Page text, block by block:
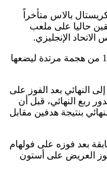
بالاس متأخراً
حاليا على ملعب
الاتحاد الإنجليزي.
وجاء هدف كريستال بالاس في الدقيقة 16 من هجمة مرتدة ليضعها
النهائي بعد الفوز على
ربع النهائي، قبل أن
بنتيجة هدفين مقابل
بعد فوزه على فولهام
العريض على أستون